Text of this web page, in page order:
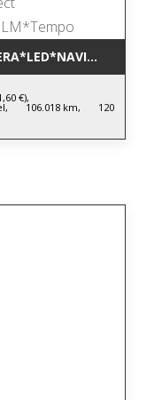
€),
106.018 km, 120